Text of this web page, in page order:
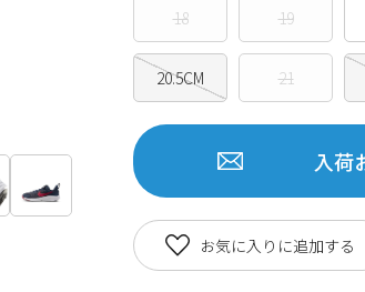
18 19
20.5CM 21
入荷
お気に入りに追加する